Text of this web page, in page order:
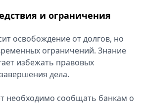
и ограничения
освобождение от долгов, но
ограничений. Знание
избежать правовых
дела.
необходимо сообщать банкам о